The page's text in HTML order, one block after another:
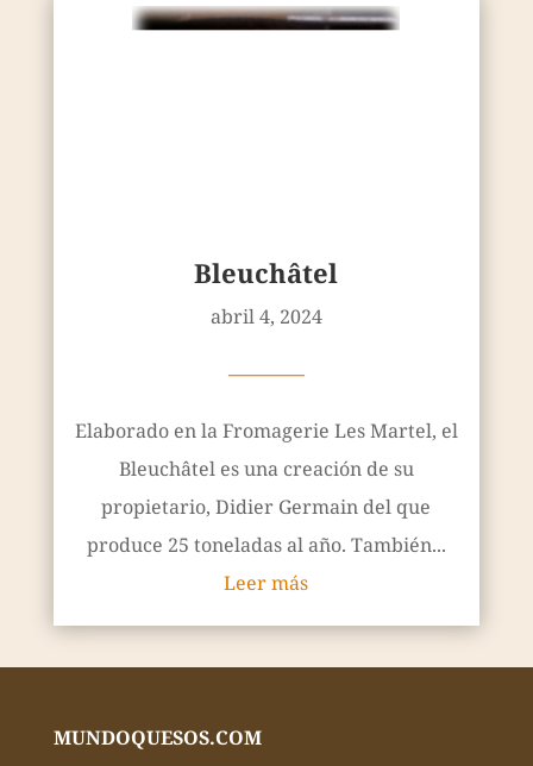
Bleuchâtel
abril 4, 2024
————
Elaborado en la Fromagerie Les Martel, el
Bleuchâtel es una creación de su
propietario, Didier Germain del que
produce 25 toneladas al año. También...
Leer más
MUNDOQUESOS.COM